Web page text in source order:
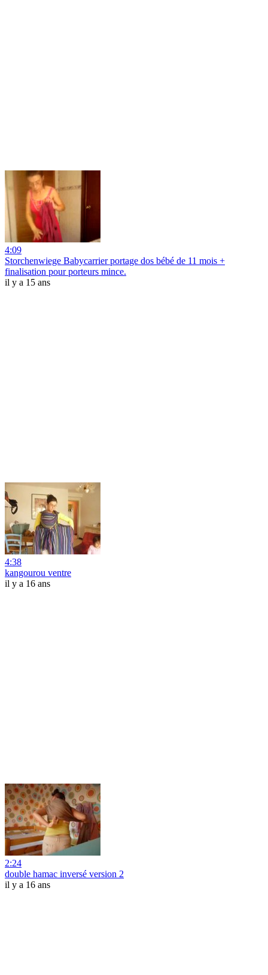
4:09
Storchenwiege Babycarrier portage dos bébé de 11 mois +
finalisation pour porteurs mince.
il y a 15 ans
4:38
kangourou ventre
il y a 16 ans
2:24
double hamac inversé version 2
il y a 16 ans